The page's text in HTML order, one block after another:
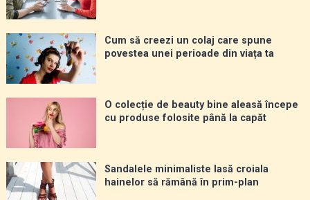
Cum să creezi un colaj care spune
povestea unei perioade din viața ta
O colecție de beauty bine aleasă începe
cu produse folosite până la capăt
Sandalele minimaliste lasă croiala
hainelor să rămână în prim-plan